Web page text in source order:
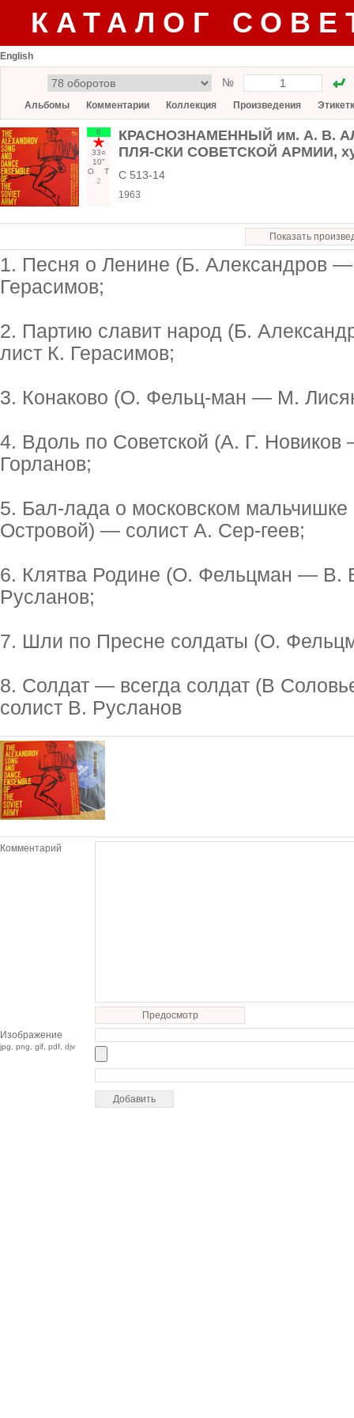
КАТАЛОГ
English
№
Альбомы Комментарии Коллекция Произведения
6
33○
10"
О
Т
2
КРАСНОЗНАМЕННЫЙ им. А. В.
ПЛЯ-СКИ СОВЕТСКОЙ АРМИИ,
С 513-14
1963
Показать
1. Песня о Ленине (Б. Александров
Герасимов;
2. Партию славит народ (Б.
лист К. Герасимов;
3. Конаково (О. Фельц-ман — М.
4. Вдоль по Советской (А. Г.
Горланов;
5. Бал-лада о московском
Островой) — солист А. Сер-геев;
6. Клятва Родине (О. Фельцман — В.
Русланов;
7. Шли по Пресне солдаты (О.
8. Солдат — всегда солдат (В
солист В. Русланов
Комментарий
Предосмотр
Изображение
jpg, png, gif, pdf, djv